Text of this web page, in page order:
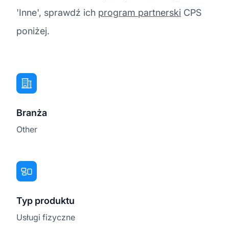
'Inne', sprawdź ich program partnerski CPS
poniżej.
Branża
Other
Typ produktu
Usługi fizyczne